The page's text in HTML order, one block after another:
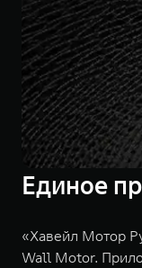
Единое
«Хавейл Мотор
Wall Motor.